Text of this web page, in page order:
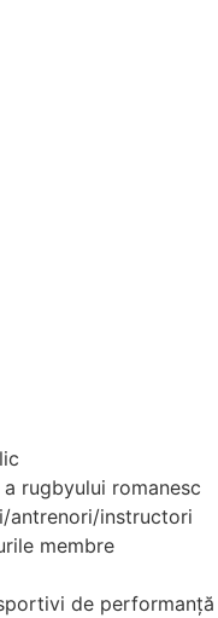
rugbyului romanesc
antrenori/instructori
membre
de performanță